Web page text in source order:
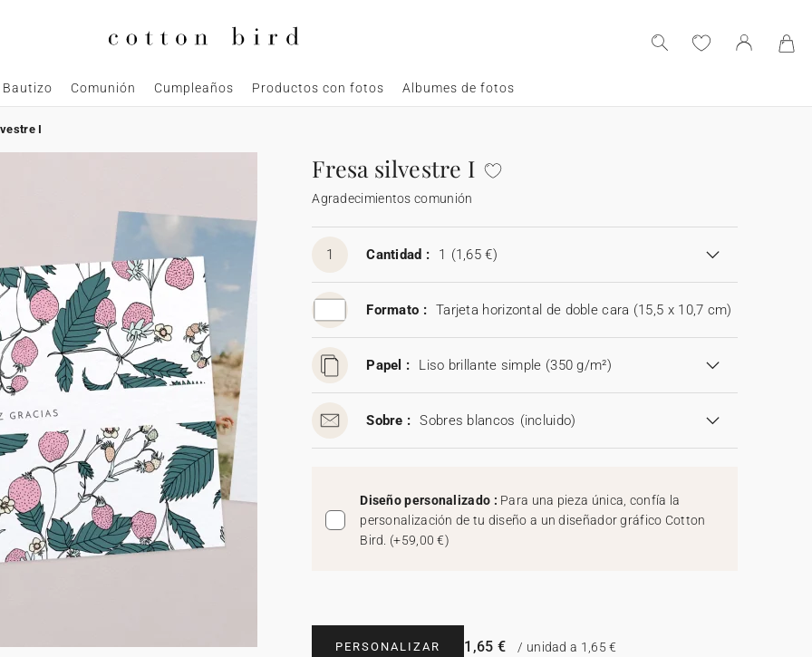
Bautizo Comunión Cumpleaños Productos con fotos Albumes de fotos
I
Fresa silvestre I
Agradecimientos comunión
1 Cantidad : 1 (1,65 €)
Formato : Tarjeta horizontal de doble cara (15,5 x 10,7 cm)
Papel : Liso brillante simple (350 g/m²)
Sobre : Sobres blancos (incluido)
Diseño personalizado : Para una pieza única, confía la
personalización de tu diseño a un diseñador gráfico Cotton
Bird. (+59,00 €)
PERSONALIZAR 1,65 € / unidad a 1,65 €